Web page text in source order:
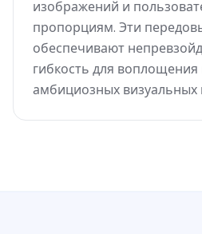
изображений и
пропорциям. Эти
обеспечивают
гибкость для
амбициозных визуальных